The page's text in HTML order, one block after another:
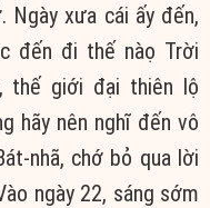
Ngày xưa cái ấy đến,
đến đi thế nàọ Trời
thế giới đại thiên lộ
hãy nên nghĩ đến vô
nhã, chớ bỏ qua lời
ngày 22, sáng sớm